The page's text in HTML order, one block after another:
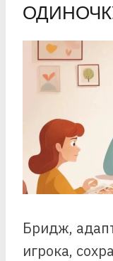
Бридж,
игрока,